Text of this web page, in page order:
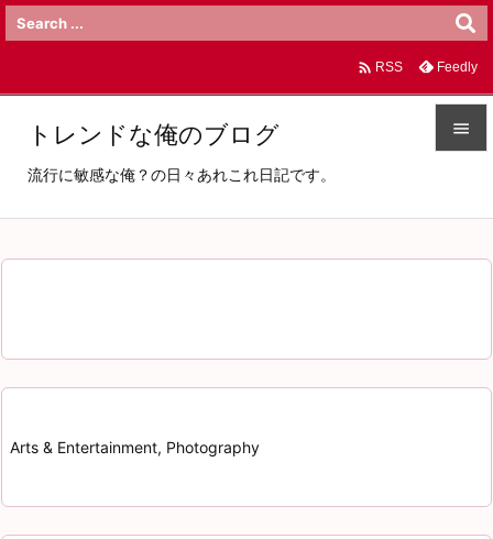

 RSS Feedly
トレンドな俺のブログ
流行に敏感な俺？の日々あれこれ日記です。
Arts & Entertainment, Photography